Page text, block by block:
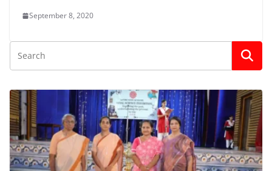
September 8, 2020